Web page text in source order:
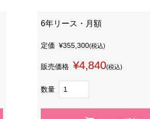
6年リース・月額
定価 ¥355,300(税込)
販売価格 ¥4,840(税込)
数量